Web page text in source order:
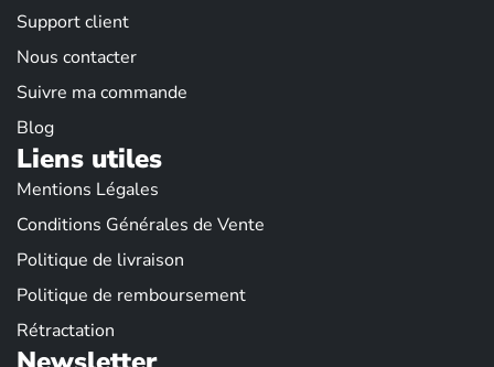
Support client
Nous contacter
Suivre ma commande
Blog
Liens utiles
Mentions Légales
Conditions Générales de Vente
Politique de livraison
Politique de remboursement
Rétractation